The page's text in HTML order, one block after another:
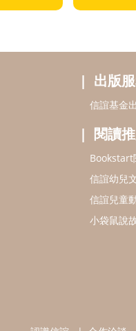
出版
信誼基金
閱讀
Bookstart
信誼幼兒
信誼兒童
小袋鼠說